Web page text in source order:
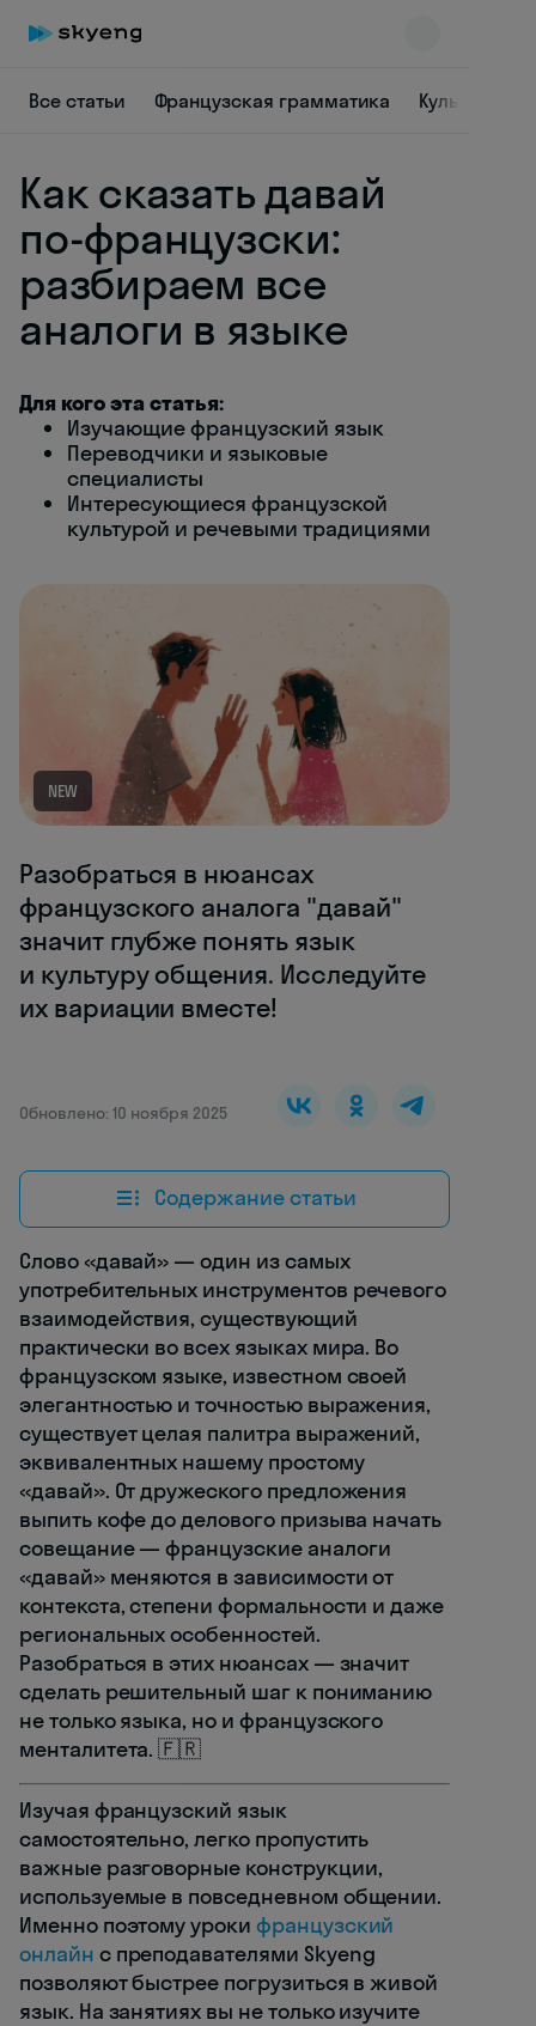
Все статьи Французская грамматика Культура
Как сказать давай
по-французски:
разбираем все
аналоги в языке
Для кого эта статья:
Изучающие французский язык
Переводчики и языковые
специалисты
Интересующиеся французской
культурой и речевыми традициями
NEW
Разобраться в нюансах
французского аналога "давай"
значит глубже понять язык
и культуру общения. Исследуйте
их вариации вместе!
Обновлено: 10 ноября 2025
Содержание статьи
Слово «давай» — один из самых
употребительных инструментов речевого
взаимодействия, существующий
практически во всех языках мира. Во
французском языке, известном своей
элегантностью и точностью выражения,
существует целая палитра выражений,
эквивалентных нашему простому
«давай». От дружеского предложения
выпить кофе до делового призыва начать
совещание — французские аналоги
«давай» меняются в зависимости от
контекста, степени формальности и даже
региональных особенностей.
Разобраться в этих нюансах — значит
сделать решительный шаг к пониманию
не только языка, но и французского
менталитета. 🇫🇷
Изучая французский язык
самостоятельно, легко пропустить
важные разговорные конструкции,
используемые в повседневном общении.
Именно поэтому уроки французский
онлайн с преподавателями Skyeng
позволяют быстрее погрузиться в живой
язык. На занятиях вы не только изучите
Skyeng Chat
online